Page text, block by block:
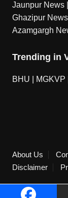
Jaunpur News
Ghazipur News
Azamgargh
Trending in
BHU MGKVP
About Us
Disclaimer